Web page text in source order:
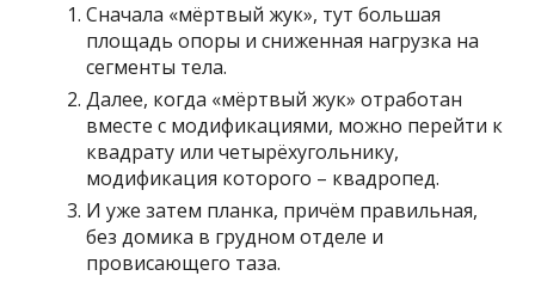
Сначала «мёртвый жук», тут большая
площадь опоры и сниженная нагрузка на
сегменты тела.
Далее, когда «мёртвый жук» отработан
вместе с модификациями, можно перейти к
квадрату или четырёхугольнику,
модификация которого – квадропед.
И уже затем планка, причём правильная,
без домика в грудном отделе и
провисающего таза.